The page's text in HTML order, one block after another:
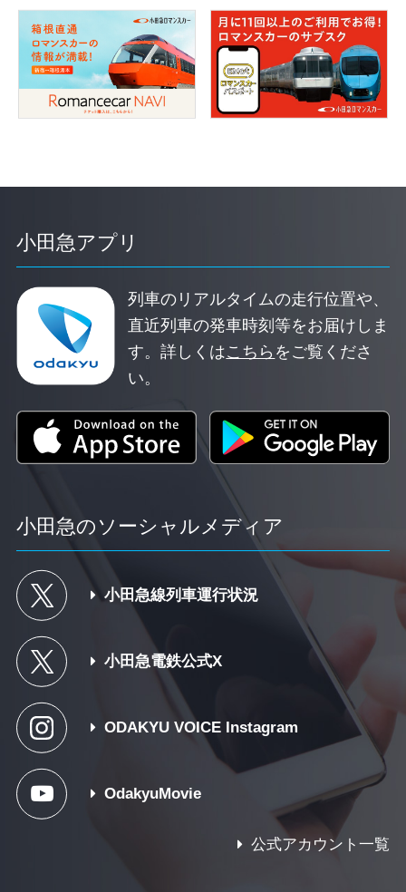
小田急アプリ
列車のリアルタイムの走行位置や、
直近列車の発車時刻等をお届けしま
す。詳しくはこちら をご覧くださ
い。
小田急のソーシャルメディア
小田急線列車運行状況
小田急電鉄公式X
ODAKYU VOICE Instagram
OdakyuMovie
公式アカウント一覧